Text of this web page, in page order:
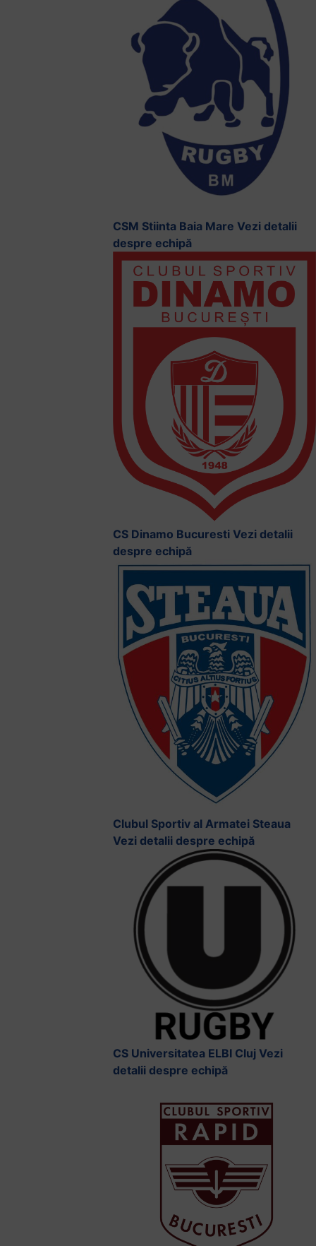
CSM Stiinta Baia Mare Vezi detalii
despre echipă
CS Dinamo Bucuresti Vezi detalii
despre echipă
Clubul Sportiv al Armatei Steaua
Vezi detalii despre echipă
CS Universitatea ELBI Cluj Vezi
detalii despre echipă